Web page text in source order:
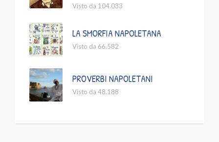
Visto da 104.033
LA SMORFIA NAPOLETANA
Visto da 66.582
PROVERBI NAPOLETANI
Visto da 48.188